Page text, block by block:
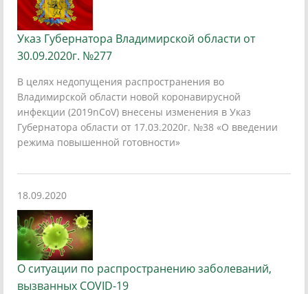
Указ Губернатора Владимирской области от
30.09.2020г. №277
В целях недопущения распространения во
Владимирской области новой коронавирусной
инфекции (2019nCoV) внесены изменения в Указ
Губернатора области от 17.03.2020г. №38 «О введении
режима повышенной готовности»
18.09.2020
О ситуации по распространению заболеваний,
вызванных COVID-19